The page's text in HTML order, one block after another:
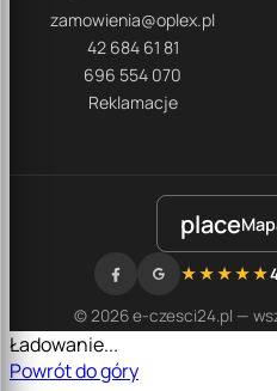
zamowienia@oplex.pl
42 684 61 81
696 554 070
Reklamacje
place
© 2026 e-czesci24.pl —
★★★★★
Ładowanie...
Powrót do góry